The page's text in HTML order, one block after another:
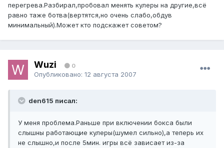
перегрева.Разбирал,пробовал менять кулеры на другие,всё
равно таже ботва(вертятся,но очень слабо,обдув
минимальный).Может кто подскажет советом?
Wuzi 0
Опубликовано: 12 августа 2007
den615 писал:
У меня проблема.Раньше при включении бокса были
слышны работающие кулеры(шумел сильно),а теперь их
не слышно,и после 5мин. игры всё зависает из-за